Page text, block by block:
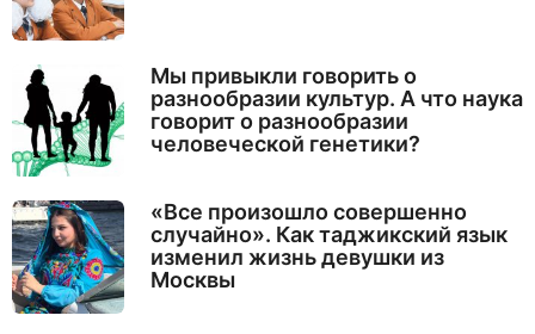
Мы привыкли говорить о
разнообразии культур. А что наука
говорит о разнообразии
человеческой генетики?
«Все произошло совершенно
случайно». Как таджикский язык
изменил жизнь девушки из
Москвы